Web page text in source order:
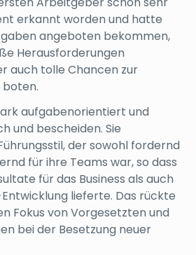
erkannt worden und hatte
angeboten bekommen,
Herausforderungen
auch tolle Chancen zur
aufgabenorientiert und
und bescheiden. Sie
der sowohl fordernd
für ihre Teams war, so dass
für das Business als auch
lieferte. Das rückte
Fokus von Vorgesetzten und
bei der Besetzung neuer